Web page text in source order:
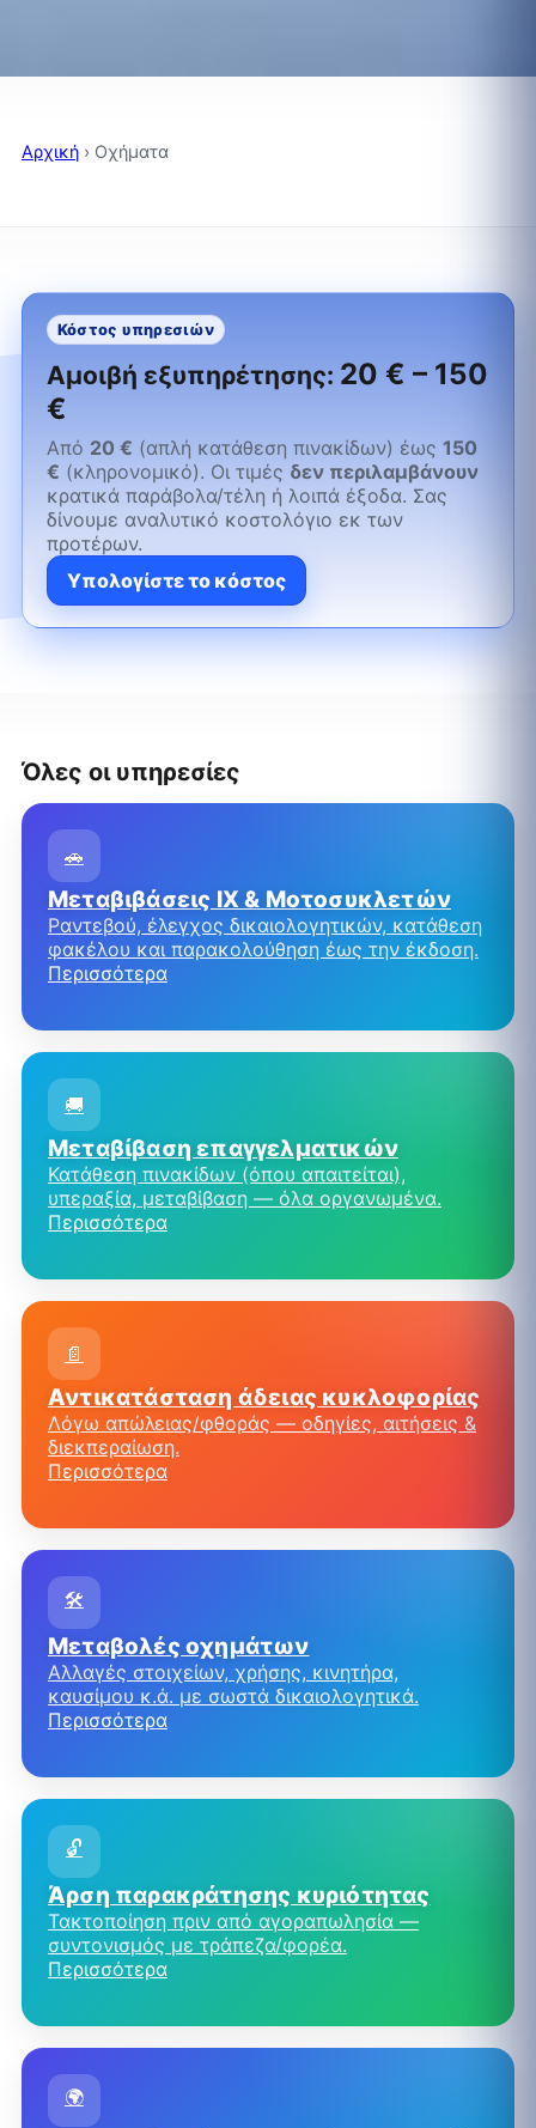
Αρχική› Οχήματα
Κόστος υπηρεσιών
Αμοιβή εξυπηρέτησης: 20 € – 150
€
Από 20 € (απλή κατάθεση πινακίδων) έως 150
€ (κληρονομικό). Οι τιμές δεν περιλαμβάνουν
κρατικά παράβολα/τέλη ή λοιπά έξοδα. Σας
δίνουμε αναλυτικό κοστολόγιο εκ των
προτέρων.
Υπολογίστε το κόστος
Όλες οι υπηρεσίες
🚗
Μεταβιβάσεις ΙΧ & Μοτοσυκλετών
Ραντεβού, έλεγχος δικαιολογητικών, κατάθεση
φακέλου και παρακολούθηση έως την έκδοση.
Περισσότερα
🚚
Μεταβίβαση επαγγελματικών
Κατάθεση πινακίδων (όπου απαιτείται),
υπεραξία, μεταβίβαση — όλα οργανωμένα.
Περισσότερα
📄
Αντικατάσταση άδειας κυκλοφορίας
Λόγω απώλειας/φθοράς — οδηγίες, αιτήσεις &
διεκπεραίωση.
Περισσότερα
🛠️
Μεταβολές οχημάτων
Αλλαγές στοιχείων, χρήσης, κινητήρα,
καυσίμου κ.ά. με σωστά δικαιολογητικά.
Περισσότερα
🔓
Άρση παρακράτησης κυριότητας
Τακτοποίηση πριν από αγοραπωλησία —
συντονισμός με τράπεζα/φορέα.
Περισσότερα
🌍